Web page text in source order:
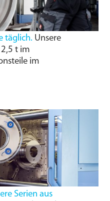
täglich. Unsere
t im
im
Serien aus